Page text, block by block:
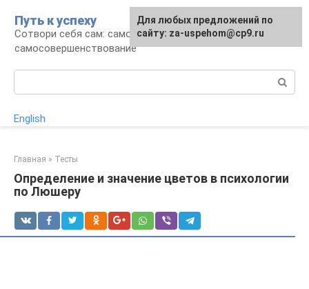
контенту
Путь к успеху
Сотвори себя сам: саморазвитие и
самосовершенствование
English
Главная » Тесты
Определение и значение цветов в психологии
по Люшеру
Для любых предложений по
сайту: za-uspehom@cp9.ru